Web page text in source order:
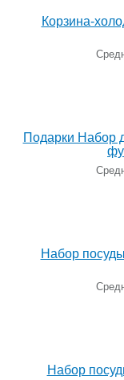
Корзина-
Подарки Набор
Набор
Набор